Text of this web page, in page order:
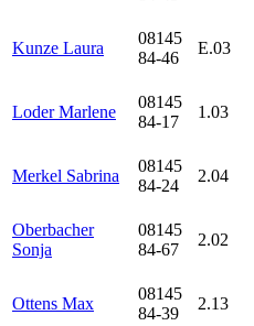
Kunze Laura
08145
84-46
E.03
Loder Marlene
08145
84-17
1.03
Merkel Sabrina
08145
84-24
2.04
Oberbacher
Sonja
08145
84-67
2.02
Ottens Max
08145
84-39
2.13